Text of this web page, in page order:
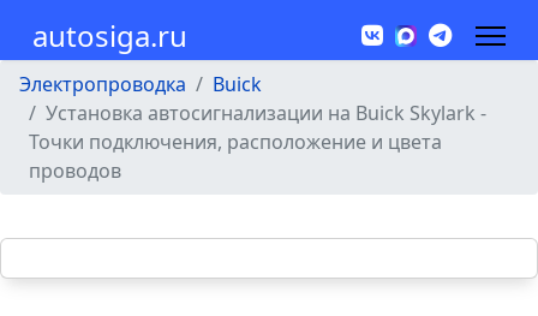
autosiga.ru
Электропроводка
Buick
Установка автосигнализации на Buick Skylark -
Точки подключения, расположение и цвета
проводов